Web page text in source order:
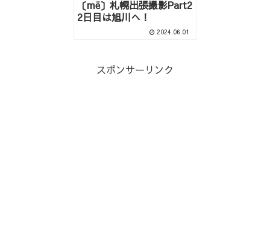
〔më〕札幌出張撮影Part2
2日目は旭川へ！
2024.06.01
スポンサーリンク